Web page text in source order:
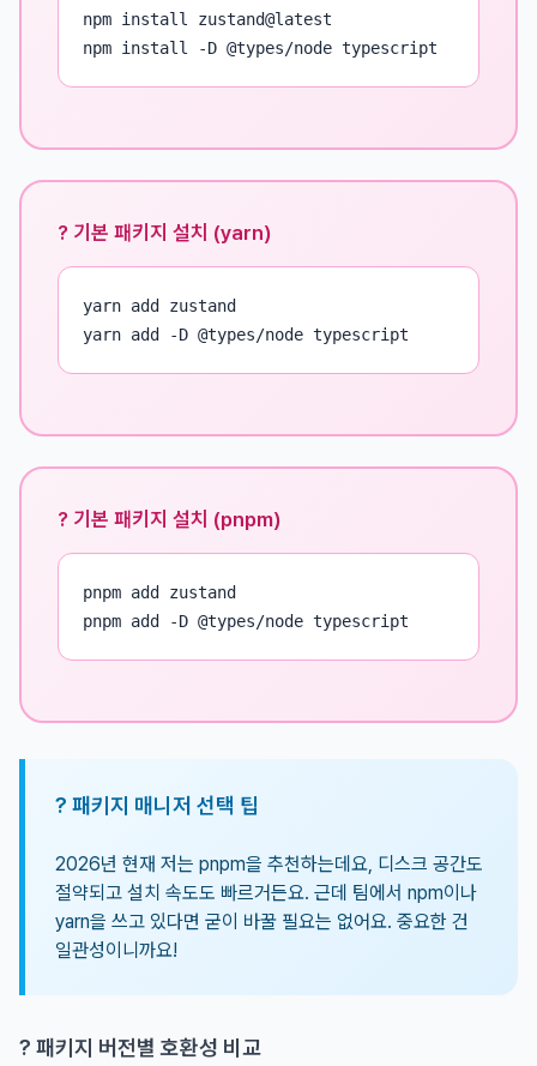
npm install zustand@latest
npm install -D @types/node typescript
? 기본 패키지 설치 (yarn)
yarn add zustand
yarn add -D @types/node typescript
? 기본 패키지 설치 (pnpm)
pnpm add zustand
pnpm add -D @types/node typescript
? 패키지 매니저 선택 팁
2026년 현재 저는 pnpm을 추천하는데요, 디스크 공간도
절약되고 설치 속도도 빠르거든요. 근데 팀에서 npm이나
yarn을 쓰고 있다면 굳이 바꿀 필요는 없어요. 중요한 건
일관성이니까요!
? 패키지 버전별 호환성 비교